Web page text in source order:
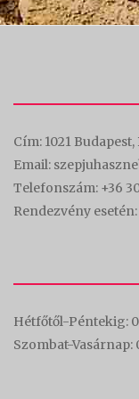
Cím: 1021
Email:
Telefonszám: +36
Rendezvény esetén:
Hétfőtől-Péntekig:
Szombat-Vasárnap: